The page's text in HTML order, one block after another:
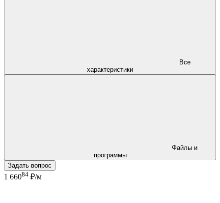
характеристики
программы
Задать вопрос
1 66084 ₽/м